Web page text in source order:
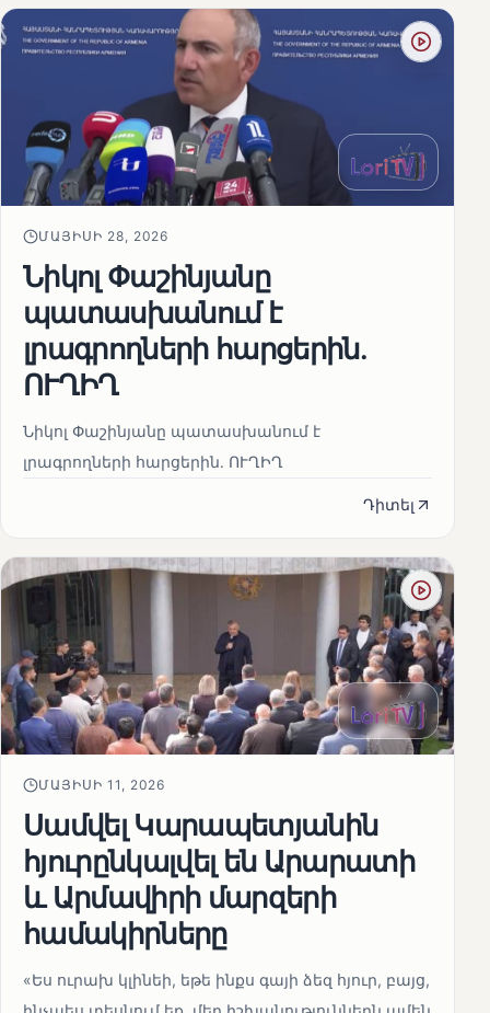
ՄԱՅԻՍԻ 28, 2026
Նիկոլ Փաշինյանը
պատասխանում է
լրագրողների հարցերին․
ՈՒՂԻՂ
Նիկոլ Փաշինյանը պատասխանում է
լրագրողների հարցերին․ ՈՒՂԻՂ
Դիտել
ՄԱՅԻՍԻ 11, 2026
Սամվել Կարապետյանին
հյուրընկալվել են Արարատի
և Արմավիրի մարզերի
համակիրները
«Ես ուրախ կլինեի, եթե ինքս գայի ձեզ հյուր, բայց,